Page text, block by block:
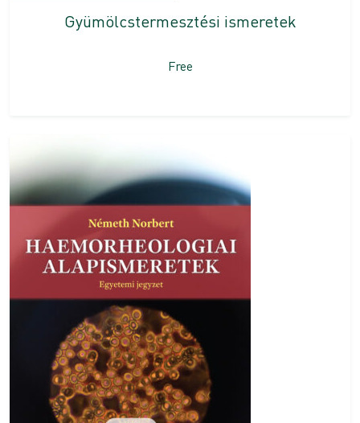
Gyümölcstermesztési ismeretek
Free